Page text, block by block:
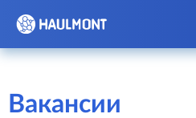
Вакансии